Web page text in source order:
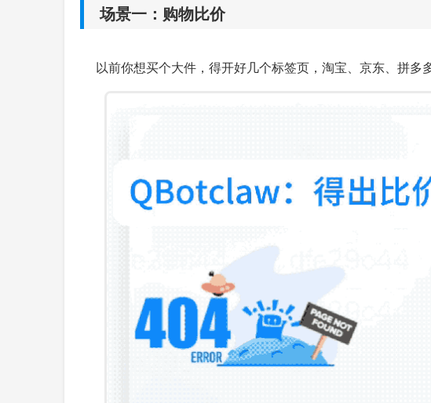
场景一：购物比价
以前你想买个大件，得开好几个标签页，淘宝、京东、拼多